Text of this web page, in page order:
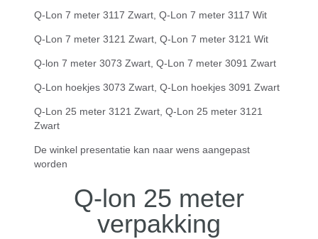
Q-Lon 7 meter 3117 Zwart, Q-Lon 7 meter 3117 Wit
Q-Lon 7 meter 3121 Zwart, Q-Lon 7 meter 3121 Wit
Q-lon 7 meter 3073 Zwart, Q-Lon 7 meter 3091 Zwart
Q-Lon hoekjes 3073 Zwart, Q-Lon hoekjes 3091 Zwart
Q-Lon 25 meter 3121 Zwart, Q-Lon 25 meter 3121
Zwart
De winkel presentatie kan naar wens aangepast
worden
Q-lon 25 meter
verpakking